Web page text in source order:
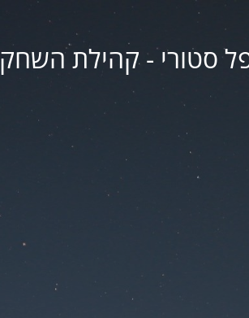
סטורי - קהילת